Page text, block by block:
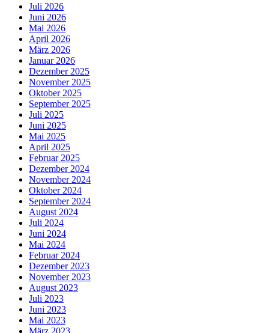
Juli 2026
Juni 2026
Mai 2026
April 2026
März 2026
Januar 2026
Dezember 2025
November 2025
Oktober 2025
September 2025
Juli 2025
Juni 2025
Mai 2025
April 2025
Februar 2025
Dezember 2024
November 2024
Oktober 2024
September 2024
August 2024
Juli 2024
Juni 2024
Mai 2024
Februar 2024
Dezember 2023
November 2023
August 2023
Juli 2023
Juni 2023
Mai 2023
März 2023